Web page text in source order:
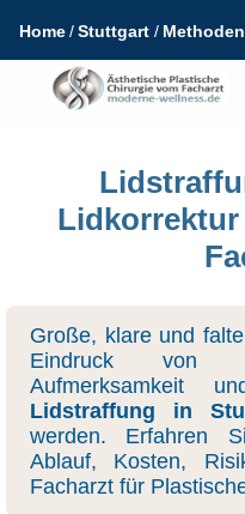
Home Stuttgart
Lidkorrektur
Große, klare und
Eindruck von
Aufmerksamkeit
Lidstraffung in
werden. Erfahren
Ablauf, Kosten,
Facharzt für